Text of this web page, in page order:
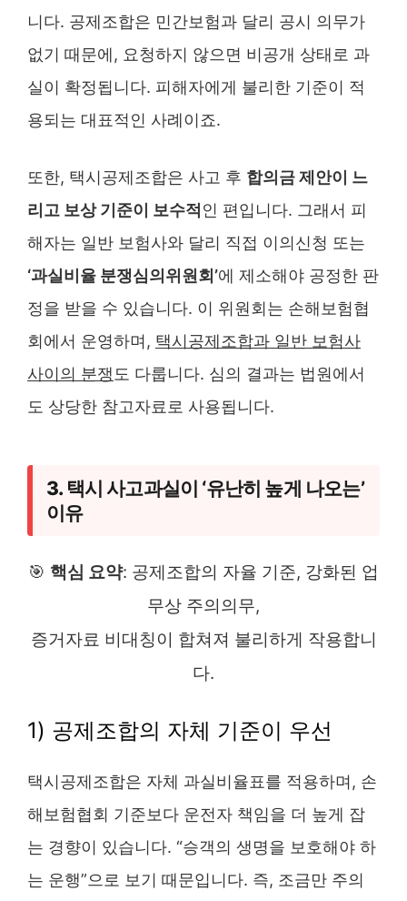
니다. 공제조합은 민간보험과 달리 공시 의무가
없기 때문에, 요청하지 않으면 비공개 상태로 과
실이 확정됩니다. 피해자에게 불리한 기준이 적
용되는 대표적인 사례이죠.
또한, 택시공제조합은 사고 후 합의금 제안이 느
리고 보상 기준이 보수적인 편입니다. 그래서 피
해자는 일반 보험사와 달리 직접 이의신청 또는
‘과실비율 분쟁심의위원회’에 제소해야 공정한 판
정을 받을 수 있습니다. 이 위원회는 손해보험협
회에서 운영하며, 택시공제조합과 일반 보험사
사이의 분쟁 도 다룹니다. 심의 결과는 법원에서
도 상당한 참고자료로 사용됩니다.
3. 택시 사고과실이 ‘유난히 높게 나오는’
이유
🎯 핵심 요약: 공제조합의 자율 기준, 강화된 업
무상 주의의무,
증거자료 비대칭이 합쳐져 불리하게 작용합니
다.
1) 공제조합의 자체 기준이 우선
택시공제조합은 자체 과실비율표를 적용하며, 손
해보험협회 기준보다 운전자 책임을 더 높게 잡
는 경향이 있습니다. “승객의 생명을 보호해야 하
는 운행”으로 보기 때문입니다. 즉, 조금만 주의